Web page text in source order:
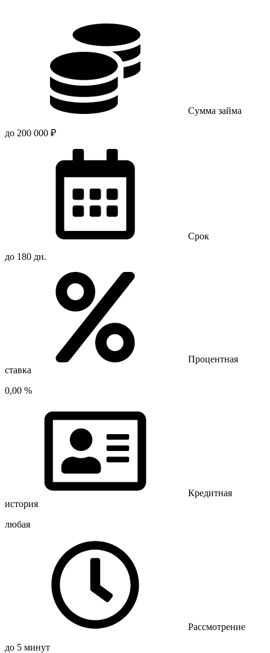
Сумма займа
до 200 000 ₽
Срок
до 180 дн.
Процентная
ставка
0,00 %
Кредитная
история
любая
Рассмотрение
до 5 минут